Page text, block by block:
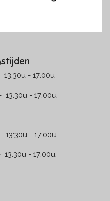
- 17:00u
- 17:00u
- 17:00u
- 17:00u
16:00u